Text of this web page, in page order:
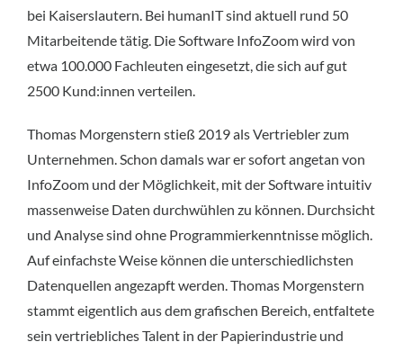
bei Kaiserslautern. Bei humanIT sind aktuell rund 50
Mitarbeitende tätig. Die Software InfoZoom wird von
etwa 100.000 Fachleuten eingesetzt, die sich auf gut
2500 Kund:innen verteilen.
Thomas Morgenstern stieß 2019 als Vertriebler zum
Unternehmen. Schon damals war er sofort angetan von
InfoZoom und der Möglichkeit, mit der Software intuitiv
massenweise Daten durchwühlen zu können. Durchsicht
und Analyse sind ohne Programmierkenntnisse möglich.
Auf einfachste Weise können die unterschiedlichsten
Datenquellen angezapft werden. Thomas Morgenstern
stammt eigentlich aus dem grafischen Bereich, entfaltete
sein vertriebliches Talent in der Papierindustrie und